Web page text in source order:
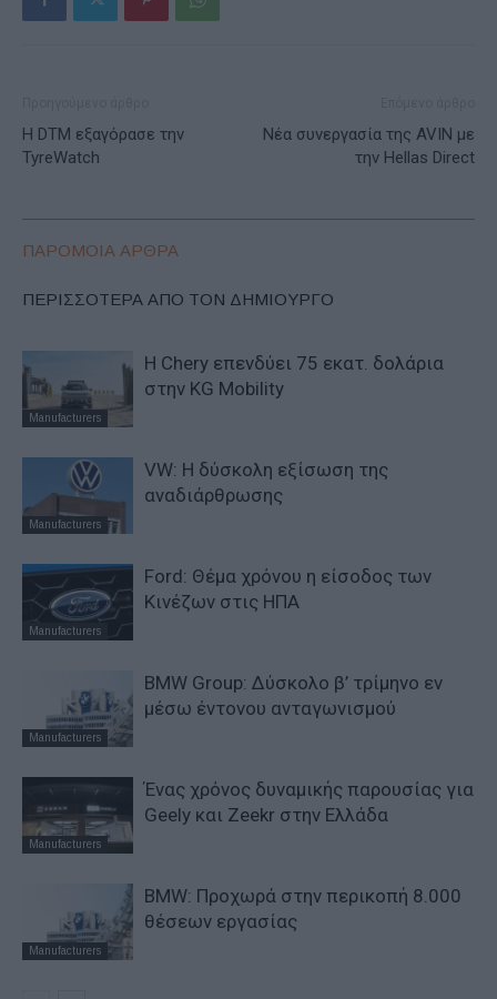
Η DTM εξαγόρασε την
TyreWatch
Νέα συνεργασία της AVIN με
την Hellas Direct
ΠΑΡΟΜΟΙΑ ΑΡΘΡΑ
ΠΕΡΙΣΣΟΤΕΡΑ ΑΠΟ ΤΟΝ ΔΗΜΙΟΥΡΓΟ
Manufacturers
Η Chery επενδύει 75 εκατ. δολάρια
στην KG Mobility
Manufacturers
VW: Η δύσκολη εξίσωση της
αναδιάρθρωσης
Manufacturers
Ford: Θέμα χρόνου η είσοδος των
Κινέζων στις ΗΠΑ
Manufacturers
BMW Group: Δύσκολο β’ τρίμηνο εν
μέσω έντονου ανταγωνισμού
Manufacturers
Ένας χρόνος δυναμικής παρουσίας για
Geely και Zeekr στην Ελλάδα
Manufacturers
BMW: Προχωρά στην περικοπή 8.000
θέσεων εργασίας